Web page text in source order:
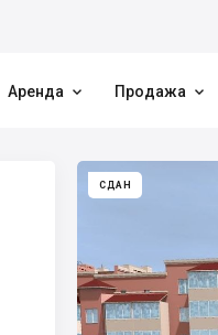
Аренда  Продажа 
СДАН